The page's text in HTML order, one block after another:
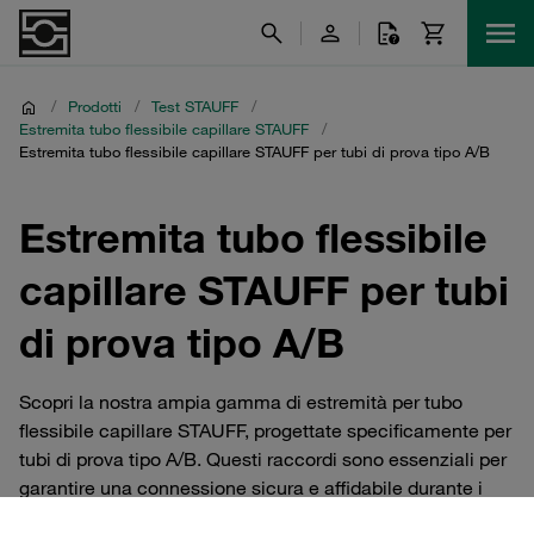
/ Prodotti / Test STAUFF
/
Estremita tubo flessibile capillare STAUFF
/
Estremita tubo flessibile capillare STAUFF per tubi di prova tipo A/B
Estremita tubo flessibile
capillare STAUFF per tubi
di prova tipo A/B
Scopri la nostra ampia gamma di estremità per tubo
flessibile capillare STAUFF, progettate specificamente per
tubi di prova tipo A/B. Questi raccordi sono essenziali per
garantire una connessione sicura e affidabile durante i